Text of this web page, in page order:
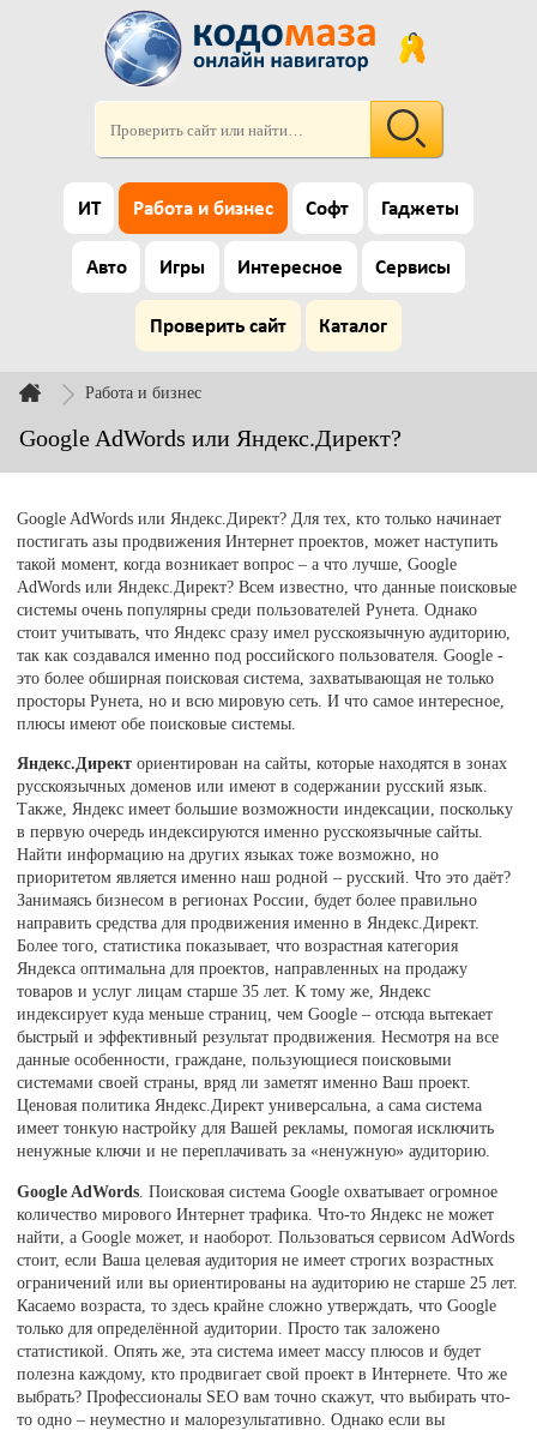
ИТ Работа и бизнес Софт Гаджеты
Авто Игры Интересное Сервисы
Проверить сайт Каталог
Работа и бизнес
Google AdWords или Яндекс.Директ?
Google AdWords или Яндекс.Директ? Для тех, кто только начинает
постигать азы продвижения Интернет проектов, может наступить
такой момент, когда возникает вопрос – а что лучше, Google
AdWords или Яндекс.Директ? Всем известно, что данные поисковые
системы очень популярны среди пользователей Рунета. Однако
стоит учитывать, что Яндекс сразу имел русскоязычную аудиторию,
так как создавался именно под российского пользователя. Google -
это более обширная поисковая система, захватывающая не только
просторы Рунета, но и всю мировую сеть. И что самое интересное,
плюсы имеют обе поисковые системы.
Яндекс.Директ ориентирован на сайты, которые находятся в зонах
русскоязычных доменов или имеют в содержании русский язык.
Также, Яндекс имеет большие возможности индексации, поскольку
в первую очередь индексируются именно русскоязычные сайты.
Найти информацию на других языках тоже возможно, но
приоритетом является именно наш родной – русский. Что это даёт?
Занимаясь бизнесом в регионах России, будет более правильно
направить средства для продвижения именно в Яндекс.Директ.
Более того, статистика показывает, что возрастная категория
Яндекса оптимальна для проектов, направленных на продажу
товаров и услуг лицам старше 35 лет. К тому же, Яндекс
индексирует куда меньше страниц, чем Google – отсюда вытекает
быстрый и эффективный результат продвижения. Несмотря на все
данные особенности, граждане, пользующиеся поисковыми
системами своей страны, вряд ли заметят именно Ваш проект.
Ценовая политика Яндекс.Директ универсальна, а сама система
имеет тонкую настройку для Вашей рекламы, помогая исключить
ненужные ключи и не переплачивать за «ненужную» аудиторию.
Google AdWords . Поисковая система Google охватывает огромное
количество мирового Интернет трафика. Что-то Яндекс не может
найти, а Google может, и наоборот. Пользоваться сервисом AdWords
стоит, если Ваша целевая аудитория не имеет строгих возрастных
ограничений или вы ориентированы на аудиторию не старше 25 лет.
Касаемо возраста, то здесь крайне сложно утверждать, что Google
только для определённой аудитории. Просто так заложено
статистикой. Опять же, эта система имеет массу плюсов и будет
полезна каждому, кто продвигает свой проект в Интернете. Что же
выбрать? Профессионалы SEO вам точно скажут, что выбирать что-
то одно – неуместно и малорезультативно. Однако если вы